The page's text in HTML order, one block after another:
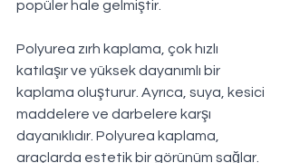
popüler hale gelmiştir.
Polyurea zırh kaplama, çok hızlı
katılaşır ve yüksek dayanımlı bir
kaplama oluşturur. Ayrıca, suya, kesici
maddelere ve darbelere karşı
dayanıklıdır. Polyurea kaplama,
araçlarda estetik bir görünüm sağlar.